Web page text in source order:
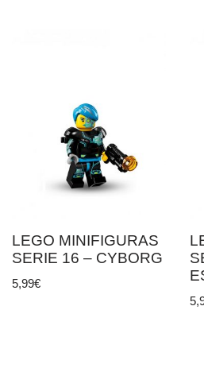
LEGO MINIFIGURAS
SERIE 16 – CYBORG
5,99€